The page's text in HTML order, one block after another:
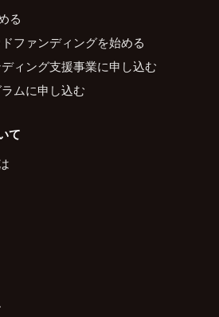
る
ファンディングを始める
ィング支援事業に申し込む
ムに申し込む
て